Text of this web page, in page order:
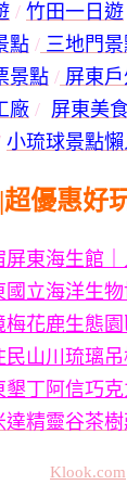
/ 竹田一日遊
點 / 三地門
景點 / 屏東
廠 / 屏東美
小琉球景點
優惠好
屏東海生館
國立海洋生
梅花鹿生態
民山川琉璃
墾丁阿信巧
達精靈谷茶
Klook.com